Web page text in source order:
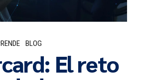
BLOG
El reto